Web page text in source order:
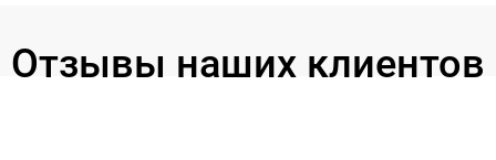
Отзывы наших клиентов